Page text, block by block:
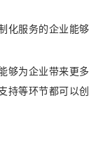
化服务的企业能够
够为企业带来更多
持等环节都可以创